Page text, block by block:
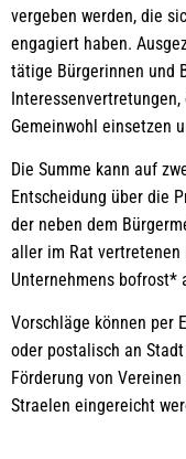
vergeben werden, die
engagiert haben.
tätige Bürgerinnen und
Gemeinwohl einsetzen
Die Summe kann auf
Entscheidung über die
der neben dem
aller im Rat
Unternehmens bofrost*
Vorschläge können per
oder postalisch an
Förderung von
Straelen eingereicht